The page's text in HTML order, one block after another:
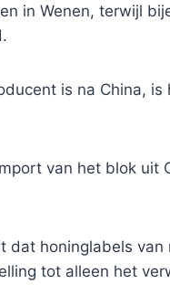
in Wenen, terwijl
is na China,
van het blok uit
dat honinglabels
tot alleen het